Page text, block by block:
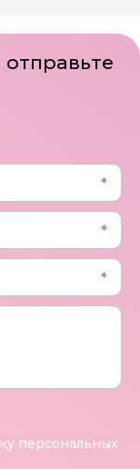
персональных